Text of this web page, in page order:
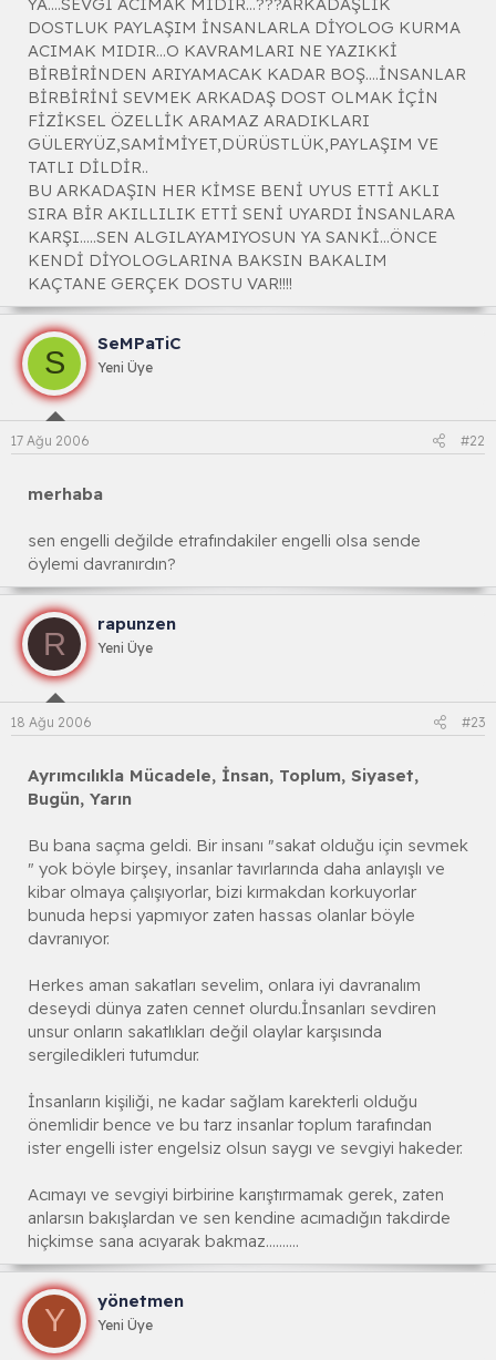
DOSTLUK PAYLAŞIM İNSANLARLA DİYOLOG KURMA
ACIMAK MIDIR...O KAVRAMLARI NE YAZIKKİ
BİRBİRİNDEN ARIYAMACAK KADAR BOŞ....İNSANLAR
BİRBİRİNİ SEVMEK ARKADAŞ DOST OLMAK İÇİN
FİZİKSEL ÖZELLİK ARAMAZ ARADIKLARI
GÜLERYÜZ,SAMİMİYET,DÜRÜSTLÜK,PAYLAŞIM VE
TATLI DİLDİR..
BU ARKADAŞIN HER KİMSE BENİ UYUS ETTİ AKLI
SIRA BİR AKILLILIK ETTİ SENİ UYARDI İNSANLARA
KARŞI.....SEN ALGILAYAMIYOSUN YA SANKİ...ÖNCE
KENDİ DİYOLOGLARINA BAKSIN BAKALIM
KAÇTANE GERÇEK DOSTU VAR!!!!
S
SeMPaTiC
Yeni Üye
17 Ağu 2006 #22
merhaba
sen engelli değilde etrafındakiler engelli olsa sende
öylemi davranırdın?
R
rapunzen
Yeni Üye
18 Ağu 2006 #23
Ayrımcılıkla Mücadele, İnsan, Toplum, Siyaset,
Bugün, Yarın
Bu bana saçma geldi. Bir insanı "sakat olduğu için sevmek
" yok böyle birşey, insanlar tavırlarında daha anlayışlı ve
kibar olmaya çalışıyorlar, bizi kırmakdan korkuyorlar
bunuda hepsi yapmıyor zaten hassas olanlar böyle
davranıyor.
Herkes aman sakatları sevelim, onlara iyi davranalım
deseydi dünya zaten cennet olurdu.İnsanları sevdiren
unsur onların sakatlıkları değil olaylar karşısında
sergiledikleri tutumdur.
İnsanların kişiliği, ne kadar sağlam karekterli olduğu
önemlidir bence ve bu tarz insanlar toplum tarafından
ister engelli ister engelsiz olsun saygı ve sevgiyi hakeder.
Acımayı ve sevgiyi birbirine karıştırmamak gerek, zaten
anlarsın bakışlardan ve sen kendine acımadığın takdirde
hiçkimse sana acıyarak bakmaz..........
Y
yönetmen
Yeni Üye